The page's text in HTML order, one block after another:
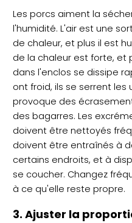
Les porcs aiment la
l'humidité. L'air est une
de chaleur, et plus il est
de la chaleur est forte, et
dans l'enclos se dissipe
ont froid, ils se serrent les
provoque des
des bagarres. Les
doivent être nettoyés
doivent être entraînés à
certains endroits, et à
se coucher. Changez
à ce qu'elle reste propre.
3. Ajuster la